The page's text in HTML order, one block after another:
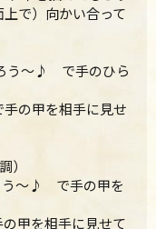
で）向かい合って
う〜♪ で手のひら
の甲を相手に見せ
）
う〜♪ で手の甲を
甲を相手に見せて